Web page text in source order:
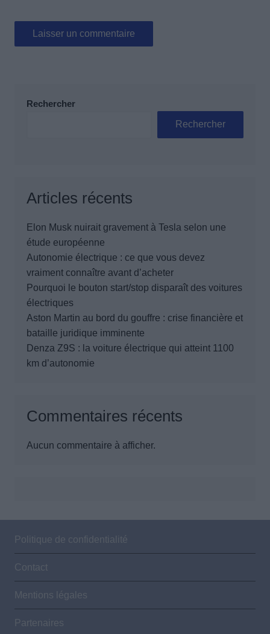
Rechercher
Rechercher
Articles récents
Elon Musk nuirait gravement à Tesla selon une
étude européenne
Autonomie électrique : ce que vous devez
vraiment connaître avant d’acheter
Pourquoi le bouton start/stop disparaît des voitures
électriques
Aston Martin au bord du gouffre : crise financière et
bataille juridique imminente
Denza Z9S : la voiture électrique qui atteint 1100
km d’autonomie
Commentaires récents
Aucun commentaire à afficher.
Politique de confidentialité
Contact
Mentions légales
Partenaires